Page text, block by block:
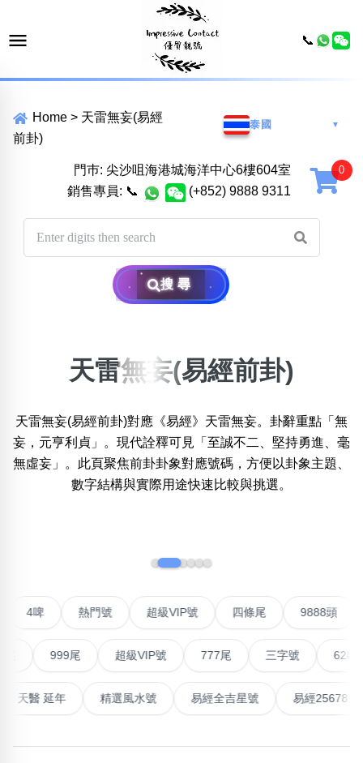
Home > 天雷無妄(易經
前卦)
泰國 ▼
門巿: 尖沙咀海港城海洋中心6樓604室
銷售專員: 📞 (+852) 9888 9311
搜尋
位置:
一 二 三 四 五 六 七 八 九
無0 無3無4無5 無7無8無9
清除全部分類
搜尋
天雷無妄(易經前卦)
天雷無妄(易經前卦)對應《易經》天雷無妄。卦辭重點「無
妄，元亨利貞」。現代詮釋可見「至誠不二、堅持勇進、毫
無虛妄」。此頁聚焦前卦卦象對應號碼，方便以卦象主題、
數字結構與實際用途快速比較與挑選。
熱門號 超級VIP號 四條尾 9888
超級VIP號 777尾 三字號 6288頭
高能量生氣 天醫 延年 精選風水號 易經全吉星號 易
📞